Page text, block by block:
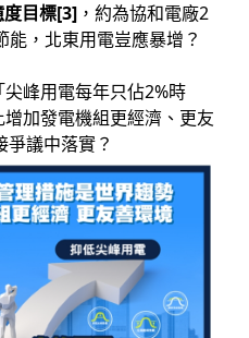
目標[3] ，約為協和電廠2
，北東用電豈應暴增？
峰用電每年只佔2%時
加發電機組更經濟、更友
議中落實？